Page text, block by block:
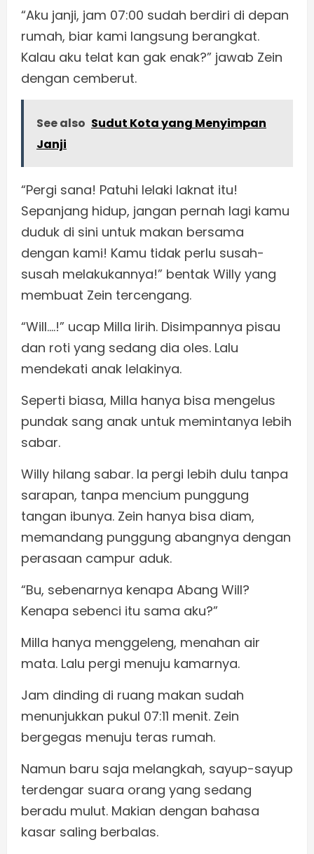
“Aku janji, jam 07:00 sudah berdiri di depan
rumah, biar kami langsung berangkat.
Kalau aku telat kan gak enak?” jawab Zein
dengan cemberut.
See also Sudut Kota yang Menyimpan
Janji
“Pergi sana! Patuhi lelaki laknat itu!
Sepanjang hidup, jangan pernah lagi kamu
duduk di sini untuk makan bersama
dengan kami! Kamu tidak perlu susah-
susah melakukannya!” bentak Willy yang
membuat Zein tercengang.
“Will….!” ucap Milla lirih. Disimpannya pisau
dan roti yang sedang dia oles. Lalu
mendekati anak lelakinya.
Seperti biasa, Milla hanya bisa mengelus
pundak sang anak untuk memintanya lebih
sabar.
Willy hilang sabar. Ia pergi lebih dulu tanpa
sarapan, tanpa mencium punggung
tangan ibunya. Zein hanya bisa diam,
memandang punggung abangnya dengan
perasaan campur aduk.
“Bu, sebenarnya kenapa Abang Will?
Kenapa sebenci itu sama aku?”
Milla hanya menggeleng, menahan air
mata. Lalu pergi menuju kamarnya.
Jam dinding di ruang makan sudah
menunjukkan pukul 07:11 menit. Zein
bergegas menuju teras rumah.
Namun baru saja melangkah, sayup-sayup
terdengar suara orang yang sedang
beradu mulut. Makian dengan bahasa
kasar saling berbalas.